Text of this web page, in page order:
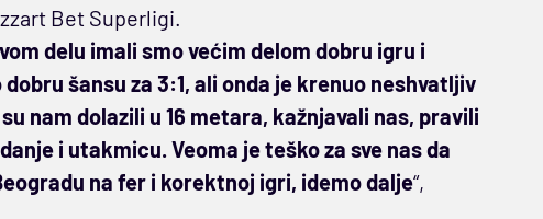
Bet Superligi.
delu imali smo većim delom dobru igru i
šansu za 3:1, ali onda je krenuo neshvatljiv
nam dolazili u 16 metara, kažnjavali nas, pravili
i utakmicu. Veoma je teško za sve nas da
na fer i korektnoj igri, idemo dalje“,